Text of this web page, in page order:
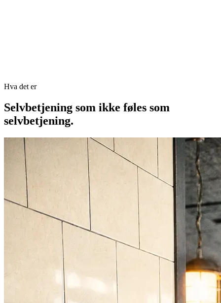
Hva det er
Selvbetjening som ikke føles som
selvbetjening.